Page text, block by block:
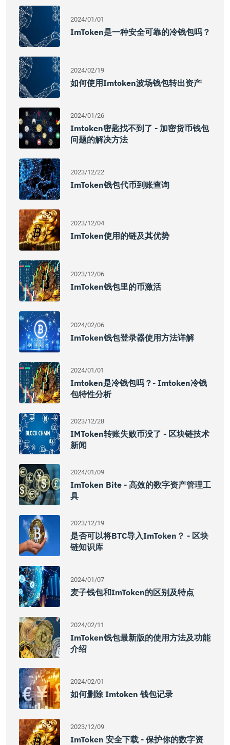
2024/01/01
ImToken是一种安全可靠的冷钱包吗？
2024/02/19
如何使用imtoken波场钱包转出资产
2024/01/26
Imtoken密匙找不到了 - 加密货币钱包
问题的解决方法
2023/12/22
ImToken钱包代币到账查询
2023/12/04
ImToken使用的链及其优势
2023/12/06
ImToken钱包里的币激活
2024/02/06
ImToken钱包登录器使用方法详解
2024/01/01
Imtoken是冷钱包吗？- Imtoken冷钱
包特性分析
2023/12/28
IMToken转账失败币没了 - 区块链技术
新闻
2024/01/09
ImToken Bite - 高效的数字资产管理工
具
2023/12/19
是否可以将BTC导入imToken？ - 区块
链知识库
2024/01/07
麦子钱包和imToken的区别及特点
2024/02/11
ImToken钱包最新版的使用方法及功能
介绍
2024/02/01
如何删除 Imtoken 钱包记录
2023/12/09
ImToken 安全下载 - 保护你的数字资